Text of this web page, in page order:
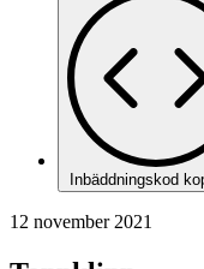
Inbäddningskod
12 november 2021